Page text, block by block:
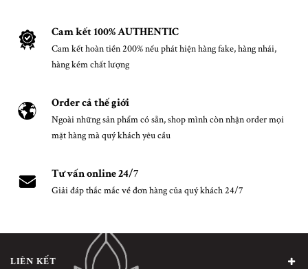
Cam kết 100% AUTHENTIC
Cam kết hoàn tiền 200% nếu phát hiện hàng fake, hàng nhái,
hàng kém chất lượng
Order cả thế giới
Ngoài những sản phẩm có sẵn, shop mình còn nhận order mọi
mặt hàng mà quý khách yêu cầu
Tư vấn online 24/7
Giải đáp thắc mắc về đơn hàng của quý khách 24/7
LIÊN KẾT